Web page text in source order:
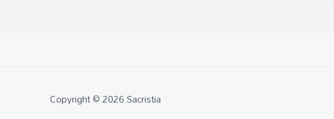
Copyright © 2026 Sacristia